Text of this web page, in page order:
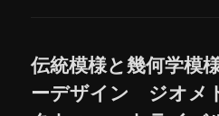
伝統模様と幾何学模
ーデザイン ジオメ